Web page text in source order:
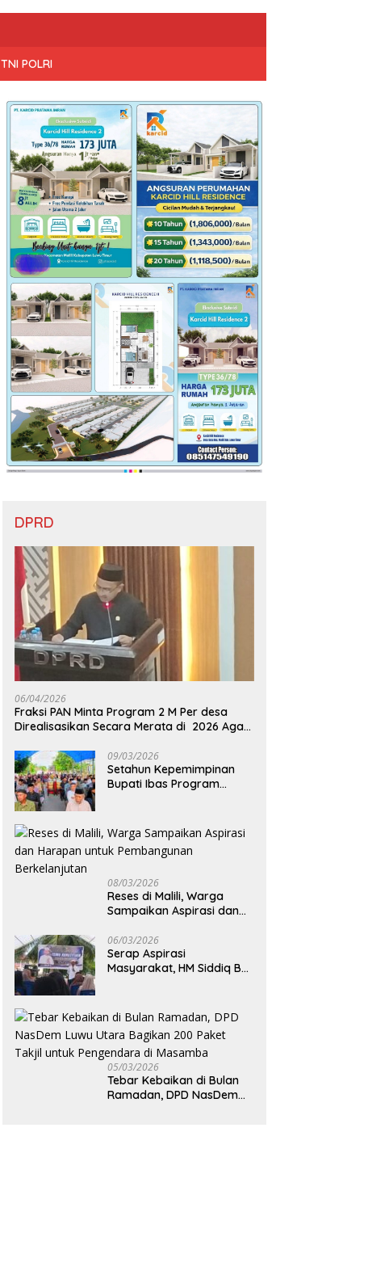
TNI POLRI
DPRD
06/04/2026
Fraksi PAN Minta Program 2 M Per desa
Direalisasikan Secara Merata di 2026 Agar
09/03/2026
Setahun Kepemimpinan
Bupati Ibas Program
Timur Bertanya!
08/03/2026
Reses di Malili, Warga
Sampaikan Aspirasi dan
Pembangunan
Berkelanjutan
06/03/2026
Serap Aspirasi
Masyarakat, HM Siddiq BM
Timur
05/03/2026
Tebar Kebaikan di Bulan
Ramadan, DPD NasDem